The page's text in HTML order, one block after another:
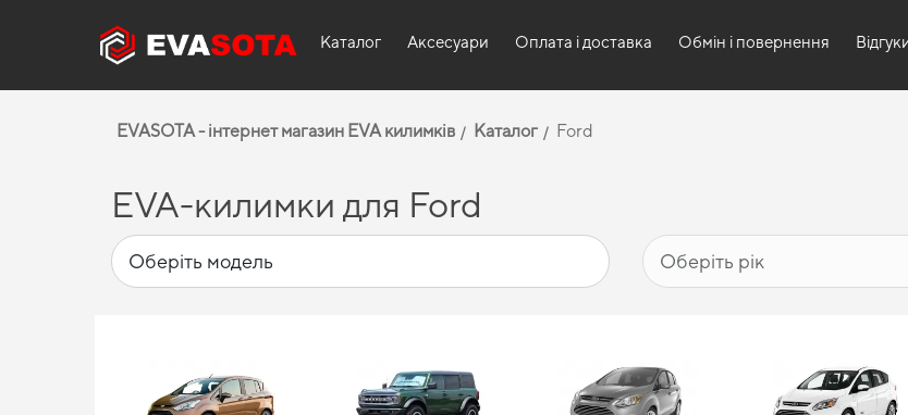
Каталог Аксесуари Оплата і доставка Обмін і повернення
EVASOTA - інтернет магазин EVA килимків Каталог Ford
EVA-килимки для Ford